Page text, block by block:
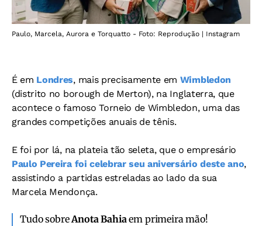
Paulo, Marcela, Aurora e Torquatto - Foto: Reprodução | Instagram
É em Londres, mais precisamente em Wimbledon
(distrito no borough de Merton), na Inglaterra, que
acontece o famoso Torneio de Wimbledon, uma das
grandes competições anuais de tênis.
E foi por lá, na plateia tão seleta, que o empresário
Paulo Pereira foi celebrar seu aniversário deste ano,
assistindo a partidas estreladas ao lado da sua
Marcela Mendonça.
Tudo sobreAnota Bahiaem primeira mão!